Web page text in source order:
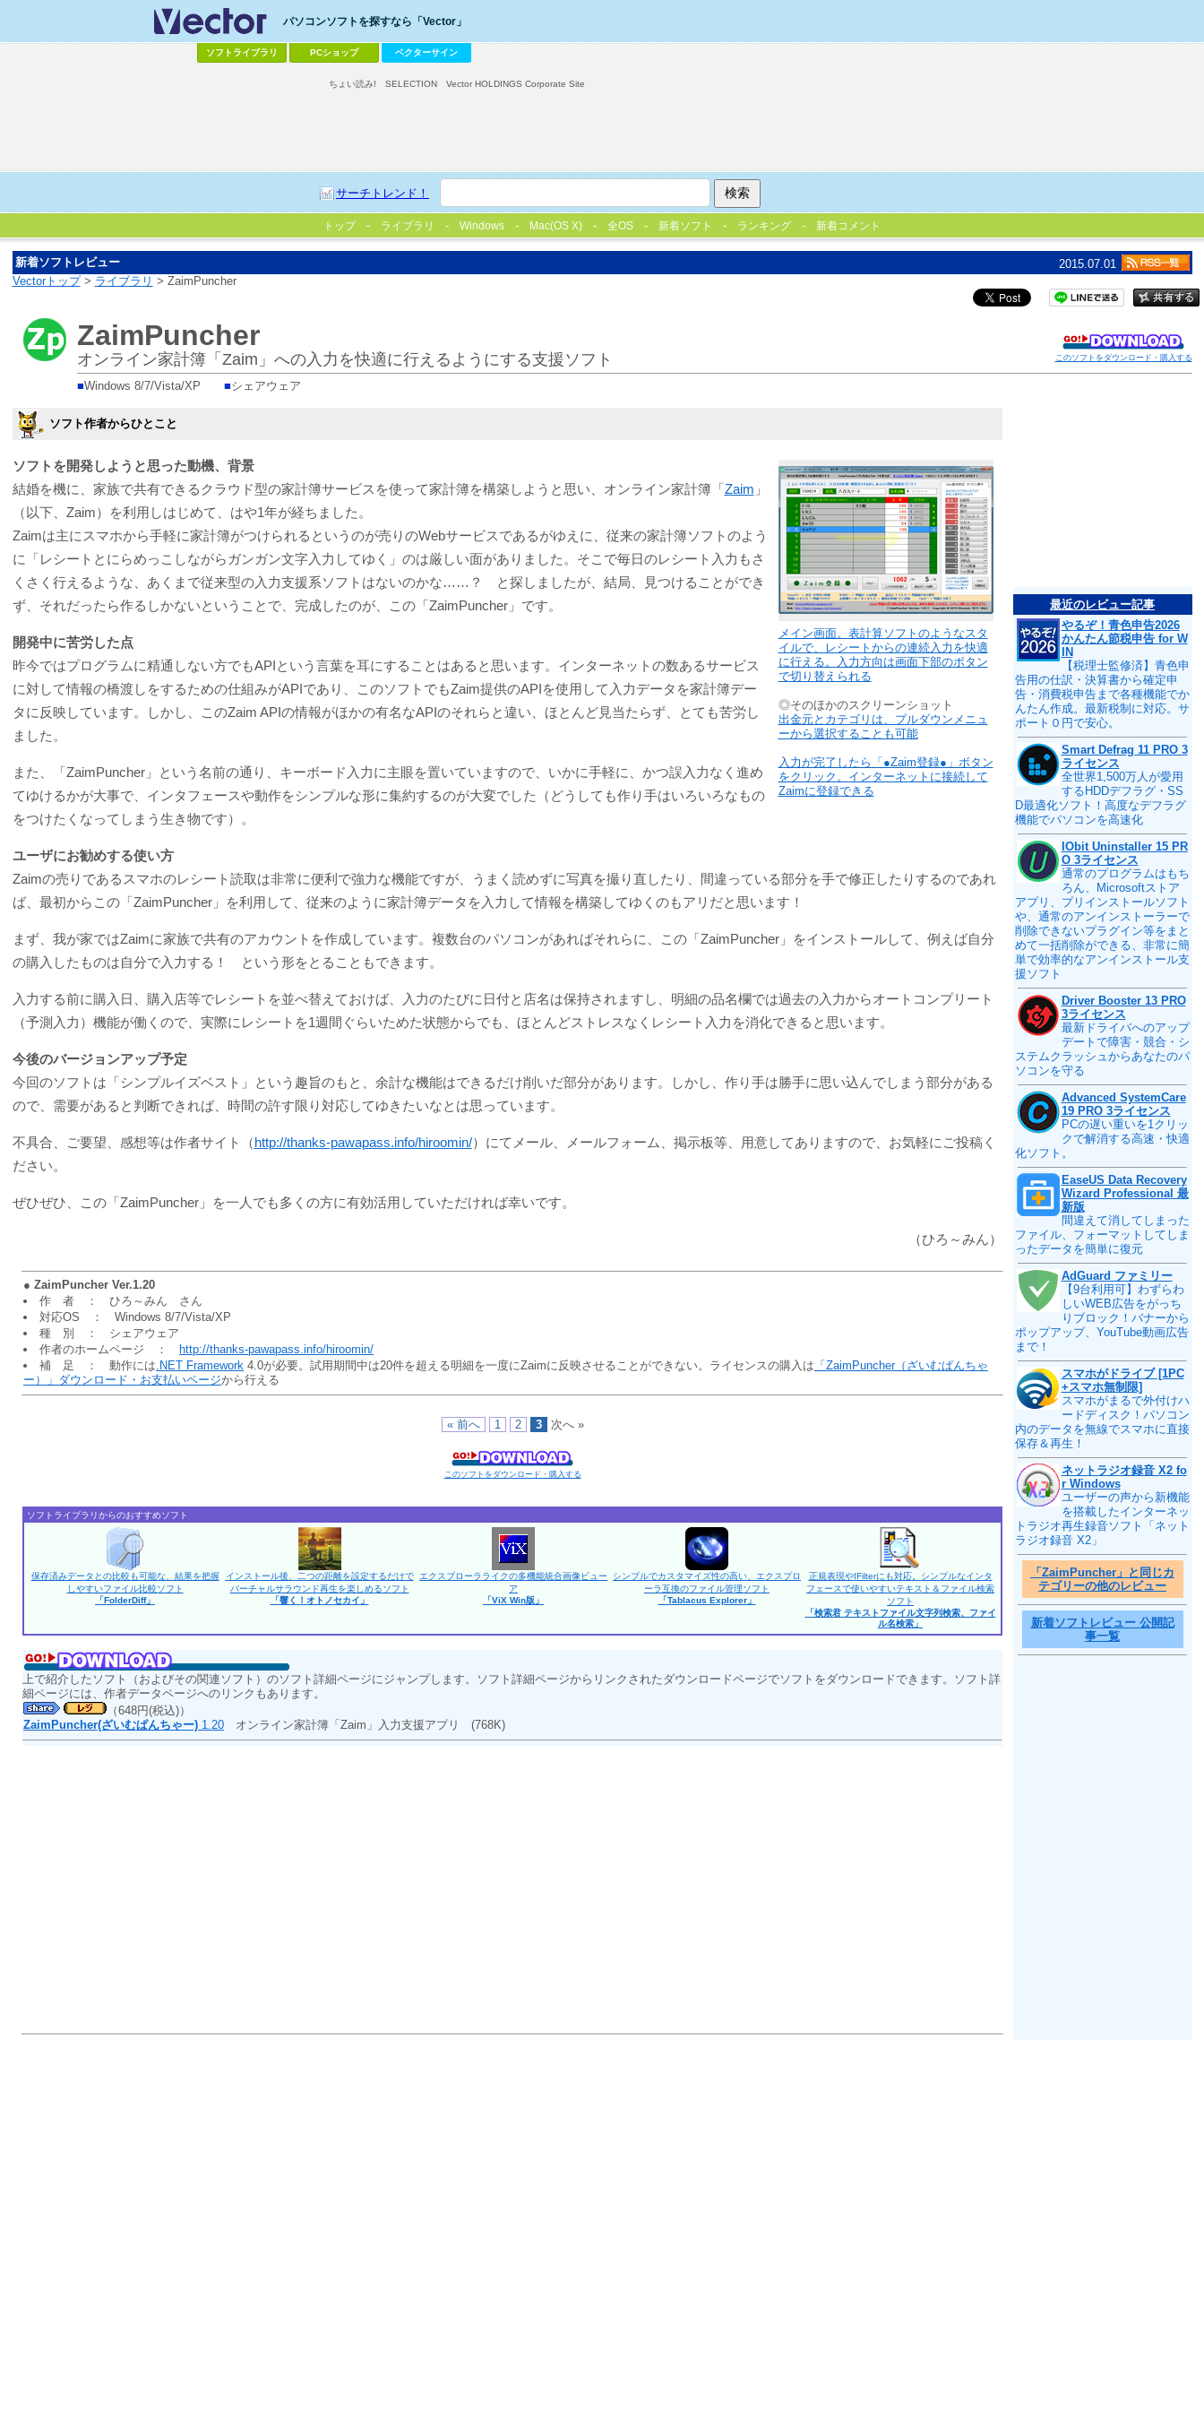
パソコンソフトを探すなら「Vector」
ソフトライブラリ PCショップ ベクターサイン
サーチトレンド！
ちょい読み! SELECTION Vector HOLDINGS Corporate Site
トップ ライブラリ Windows Mac(OS X) 全OS 新着ソフト ランキング 新着コメント
新着ソフトレビュー
2015.07.01
Vectorトップ> ライブラリ > ZaimPuncher
このソフトをダウンロード・購入する
ZaimPuncher
オンライン家計簿「Zaim」への入力を快適に行えるようにする支援ソフト
■Windows 8/7/Vista/XP ■シェアウェア
ソフト作者からひとこと
メイン画面。表計算ソフトのようなスタ
イルで、レシートからの連続入力を快適
に行える。入力方向は画面下部のボタン
で切り替えられる
◎そのほかのスクリーンショット
出金元とカテゴリは、プルダウンメニュ
ーから選択することも可能
入力が完了したら「●Zaim登録●」ボタン
をクリック。インターネットに接続して
Zaimに登録できる
ソフトを開発しようと思った動機、背景
結婚を機に、家族で共有できるクラウド型の家計簿サービスを使って家計簿を構築しようと思い、オンライン家計簿「Zaim 」
（以下、Zaim）を利用しはじめて、はや1年が経ちました。
Zaimは主にスマホから手軽に家計簿がつけられるというのが売りのWebサービスであるがゆえに、従来の家計簿ソフトのよう
に「レシートとにらめっこしながらガンガン文字入力してゆく」のは厳しい面がありました。そこで毎日のレシート入力もさ
くさく行えるような、あくまで従来型の入力支援系ソフトはないのかな……？ と探しましたが、結局、見つけることができ
ず、それだったら作るしかないということで、完成したのが、この「ZaimPuncher」です。
開発中に苦労した点
昨今ではプログラムに精通しない方でもAPIという言葉を耳にすることはあると思います。インターネットの数あるサービス
に対して情報の橋渡しをするための仕組みがAPIであり、このソフトでもZaim提供のAPIを使用して入力データを家計簿デー
タに反映しています。しかし、このZaim APIの情報がほかの有名なAPIのそれらと違い、ほとんど見当たらず、とても苦労し
ました。
また、「ZaimPuncher」という名前の通り、キーボード入力に主眼を置いていますので、いかに手軽に、かつ誤入力なく進め
てゆけるかが大事で、インタフェースや動作をシンプルな形に集約するのが大変でした（どうしても作り手はいろいろなもの
をつけたくなってしまう生き物です）。
ユーザにお勧めする使い方
Zaimの売りであるスマホのレシート読取は非常に便利で強力な機能ですが、うまく読めずに写真を撮り直したり、間違っている部分を手で修正したりするのであれ
ば、最初からこの「ZaimPuncher」を利用して、従来のように家計簿データを入力して情報を構築してゆくのもアリだと思います！
まず、我が家ではZaimに家族で共有のアカウントを作成しています。複数台のパソコンがあればそれらに、この「ZaimPuncher」をインストールして、例えば自分
の購入したものは自分で入力する！ という形をとることもできます。
入力する前に購入日、購入店等でレシートを並べ替えておけば、入力のたびに日付と店名は保持されますし、明細の品名欄では過去の入力からオートコンプリート
（予測入力）機能が働くので、実際にレシートを1週間ぐらいためた状態からでも、ほとんどストレスなくレシート入力を消化できると思います。
今後のバージョンアップ予定
今回のソフトは「シンプルイズベスト」という趣旨のもと、余計な機能はできるだけ削いだ部分があります。しかし、作り手は勝手に思い込んでしまう部分がある
ので、需要があると判断できれば、時間の許す限り対応してゆきたいなとは思っています。
不具合、ご要望、感想等は作者サイト（http://thanks-pawapass.info/hiroomin/）にてメール、メールフォーム、掲示板等、用意してありますので、お気軽にご投稿く
ださい。
ぜひぜひ、この「ZaimPuncher」を一人でも多くの方に有効活用していただければ幸いです。
（ひろ～みん）
● ZaimPuncher Ver.1.20
作 者 ： ひろ～みん さん
対応OS ： Windows 8/7/Vista/XP
種 別 ： シェアウェア
作者のホームページ ：
http://thanks-pawapass.info/hiroomin/
補 足 ： 動作には.NET Framework 4.0が必要。試用期間中は20件を超える明細を一度にZaimに反映させることができない。ライセンスの購入は 「ZaimPuncher（ざいむぱんちゃ
ー）」ダウンロード・お支払いページから行える
« 前へ 1 2 3 次へ »
このソフトをダウンロード・購入する
ソフトライブラリからのおすすめソフト
保存済みデータとの比較も可能な、結果を把握
しやすいファイル比較ソフト
「FolderDiff」
インストール後、二つの距離を設定するだけで
バーチャルサラウンド再生を楽しめるソフト
「響く！オトノセカイ」
エクスプローラライクの多機能統合画像ビュー
ア
「ViX Win版」
シンプルでカスタマイズ性の高い、エクスプロ
ーラ互換のファイル管理ソフト
「Tablacus Explorer」
正規表現やIFilterにも対応。シンプルなインタ
フェースで使いやすいテキスト＆ファイル検索
ソフト
「検索君 テキストファイル文字列検索、ファイ
ル名検索」
上で紹介したソフト（およびその関連ソフト）のソフト詳細ページにジャンプします。ソフト詳細ページからリンクされたダウンロードページでソフトをダウンロードできます。ソフト詳
細ページには、作者データページへのリンクもあります。
（648円(税込)）
ZaimPuncher(ざいむぱんちゃー) 1.20 オンライン家計簿「Zaim」入力支援アプリ (768K)
最近のレビュー記事
やるぞ！青色申告2026
かんたん節税申告 for W
IN
【税理士監修済】青色申
告用の仕訳・決算書から確定申
告・消費税申告まで各種機能でか
んたん作成。最新税制に対応。サ
ポート０円で安心。
Smart Defrag 11 PRO 3
ライセンス
全世界1,500万人が愛用
するHDDデフラグ・SS
D最適化ソフト！高度なデフラグ
機能でパソコンを高速化
IObit Uninstaller 15 PR
O 3ライセンス
通常のプログラムはもち
ろん、Microsoftストア
アプリ、プリインストールソフト
や、通常のアンインストーラーで
削除できないプラグイン等をまと
めて一括削除ができる、非常に簡
単で効率的なアンインストール支
援ソフト
Driver Booster 13 PRO
3ライセンス
最新ドライバへのアップ
デートで障害・競合・シ
ステムクラッシュからあなたのパ
ソコンを守る
Advanced SystemCare
19 PRO 3ライセンス
PCの遅い重いを1クリッ
クで解消する高速・快適
化ソフト。
EaseUS Data Recovery
Wizard Professional 最
新版
間違えて消してしまった
ファイル、フォーマットしてしま
ったデータを簡単に復元
AdGuard ファミリー
【9台利用可】わずらわ
しいWEB広告をがっち
りブロック！バナーから
ポップアップ、YouTube動画広告
まで！
スマホがドライブ [1PC
+スマホ無制限]
スマホがまるで外付けハ
ードディスク！パソコン
内のデータを無線でスマホに直接
保存＆再生！
ネットラジオ録音 X2 fo
r Windows
ユーザーの声から新機能
を搭載したインターネッ
トラジオ再生録音ソフト「ネット
ラジオ録音 X2」
「ZaimPuncher」と同じカ
テゴリーの他のレビュー
新着ソフトレビュー 公開記
事一覧